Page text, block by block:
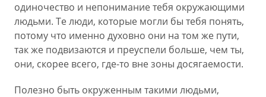
одиночество и непонимание тебя окружающими
людьми. Те люди, которые могли бы тебя понять,
потому что именно духовно они на том же пути,
так же подвизаются и преуспели больше, чем ты,
они, скорее всего, где-то вне зоны досягаемости.
Полезно быть окруженным такими людьми,